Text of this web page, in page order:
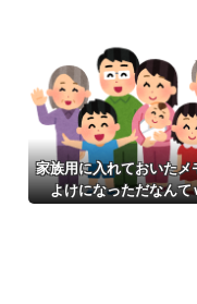
家族用に入れておいたメ
よけになっただなんて